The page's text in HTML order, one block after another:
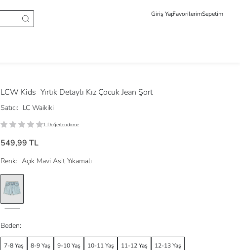
Giriş YapFavorilerimSepetim
LCW Kids Yırtık Detaylı Kız Çocuk Jean Şort
Satıcı: LC Waikiki
1 Değerlendirme
549,99 TL
Renk: Açık Mavi Asit Yıkamalı
Beden:
7-8 Yaş 8-9 Yaş 9-10 Yaş 10-11 Yaş 11-12 Yaş 12-13 Yaş